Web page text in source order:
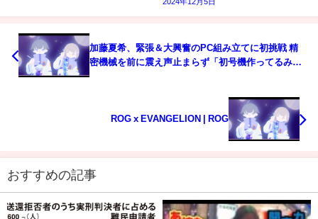
加藤夏希、緊張＆大興奮のPC組み立てに初挑戦 精
密機械を前に震え声止まらず「初号機作ってるみた
ROG x EVANGELION | ROG
おすすめの記事